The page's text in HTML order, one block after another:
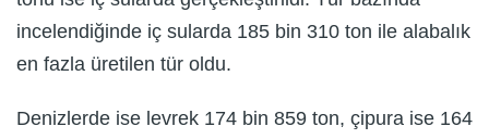
incelendiğinde iç sularda 185 bin 310 ton ile alabalık
en fazla üretilen tür oldu.
Denizlerde ise levrek 174 bin 859 ton, çipura ise 164